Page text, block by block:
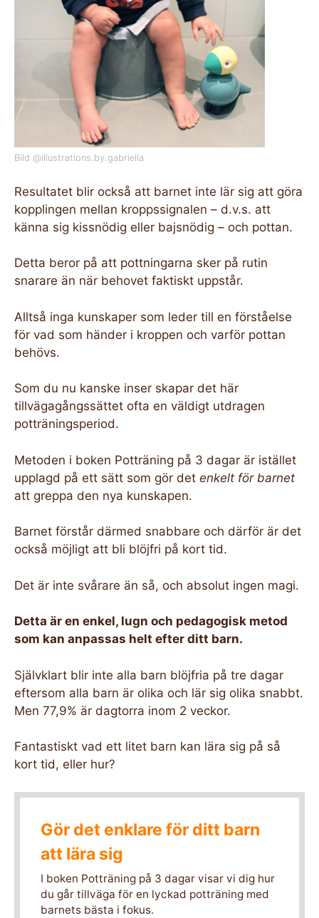
Bild @illustrations.by.gabriella
Resultatet blir också att barnet inte lär sig att göra
kopplingen mellan kroppssignalen – d.v.s. att
känna sig kissnödig eller bajsnödig – och pottan.
Detta beror på att pottningarna sker på rutin
snarare än när behovet faktiskt uppstår.
Alltså inga kunskaper som leder till en förståelse
för vad som händer i kroppen och varför pottan
behövs.
Som du nu kanske inser skapar det här
tillvägagångssättet ofta en väldigt utdragen
potträningsperiod.
Metoden i boken Potträning på 3 dagar är istället
upplagd på ett sätt som gör det enkelt för barnet
att greppa den nya kunskapen.
Barnet förstår därmed snabbare och därför är det
också möjligt att bli blöjfri på kort tid.
Det är inte svårare än så, och absolut ingen magi.
Detta är en enkel, lugn och pedagogisk metod
som kan anpassas helt efter ditt barn.
Självklart blir inte alla barn blöjfria på tre dagar
eftersom alla barn är olika och lär sig olika snabbt.
Men 77,9% är dagtorra inom 2 veckor.
Fantastiskt vad ett litet barn kan lära sig på så
kort tid, eller hur?
Gör det enklare för ditt barn
att lära sig
I boken Potträning på 3 dagar visar vi dig hur
du går tillväga för en lyckad potträning med
barnets bästa i fokus.